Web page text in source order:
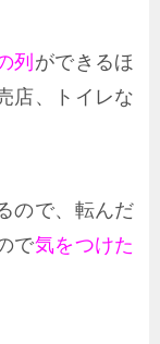
列 ができるほ
店、トイレな
ので、転んだ
で気をつけた